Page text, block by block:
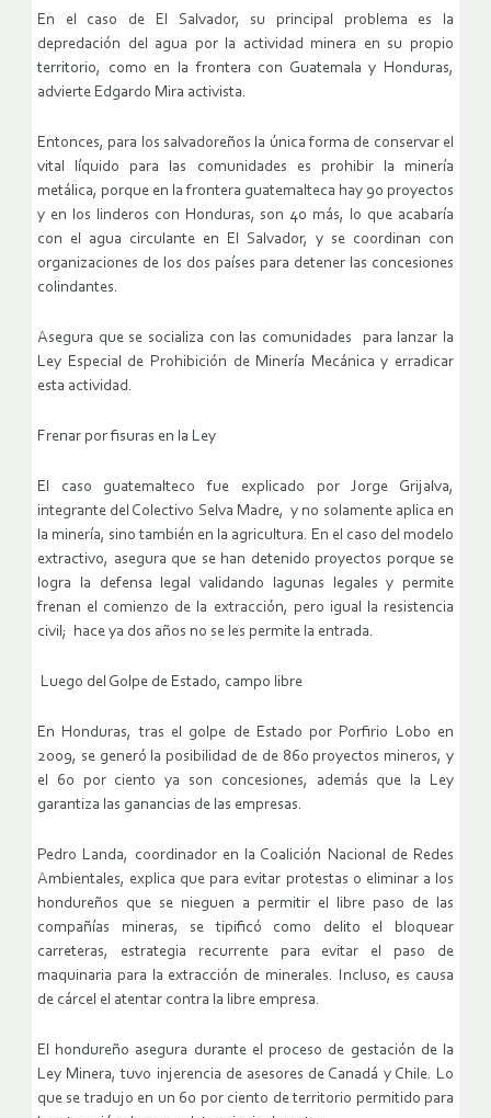
En el caso de El Salvador, su principal problema es la
depredación del agua por la actividad minera en su propio
territorio, como en la frontera con Guatemala y Honduras,
advierte Edgardo Mira activista.
Entonces, para los salvadoreños la única forma de conservar el
vital líquido para las comunidades es prohibir la minería
metálica, porque en la frontera guatemalteca hay 90 proyectos
y en los linderos con Honduras, son 40 más, lo que acabaría
con el agua circulante en El Salvador, y se coordinan con
organizaciones de los dos países para detener las concesiones
colindantes.
Asegura que se socializa con las comunidades para lanzar la
Ley Especial de Prohibición de Minería Mecánica y erradicar
esta actividad.
Frenar por fisuras en la Ley
El caso guatemalteco fue explicado por Jorge Grijalva,
integrante del Colectivo Selva Madre, y no solamente aplica en
la minería, sino también en la agricultura. En el caso del modelo
extractivo, asegura que se han detenido proyectos porque se
logra la defensa legal validando lagunas legales y permite
frenan el comienzo de la extracción, pero igual la resistencia
civil; hace ya dos años no se les permite la entrada.
Luego del Golpe de Estado, campo libre
En Honduras, tras el golpe de Estado por Porfirio Lobo en
2009, se generó la posibilidad de de 860 proyectos mineros, y
el 60 por ciento ya son concesiones, además que la Ley
garantiza las ganancias de las empresas.
Pedro Landa, coordinador en la Coalición Nacional de Redes
Ambientales, explica que para evitar protestas o eliminar a los
hondureños que se nieguen a permitir el libre paso de las
compañías mineras, se tipificó como delito el bloquear
carreteras, estrategia recurrente para evitar el paso de
maquinaria para la extracción de minerales. Incluso, es causa
de cárcel el atentar contra la libre empresa.
El hondureño asegura durante el proceso de gestación de la
Ley Minera, tuvo injerencia de asesores de Canadá y Chile. Lo
que se tradujo en un 60 por ciento de territorio permitido para